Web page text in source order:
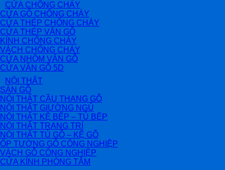
CỬA CHỐNG CHÁY
CỬA GỖ CHỐNG CHÁY
CỬA THÉP CHỐNG CHÁY
CỬA THÉP VÂN GỖ
KÍNH CHỐNG CHÁY
VÁCH CHỐNG CHÁY
CỬA NHÔM VÂN GỖ
CỬA VÂN GỖ 5D
NỘI THẤT
SÀN GỖ
NỘI THẤT CẦU THANG GỖ
NỘI THẤT GIƯỜNG NGỦ
NỘI THẤT KỆ BẾP – TỦ BẾP
NỘI THẤT TRANG TRÍ
NỘI THẤT TỦ GỖ – KỆ GỖ
ỐP TƯỜNG GỖ CÔNG NGHIỆP
VÁCH GỖ CÔNG NGHIỆP
CỬA KÍNH PHÒNG TẮM